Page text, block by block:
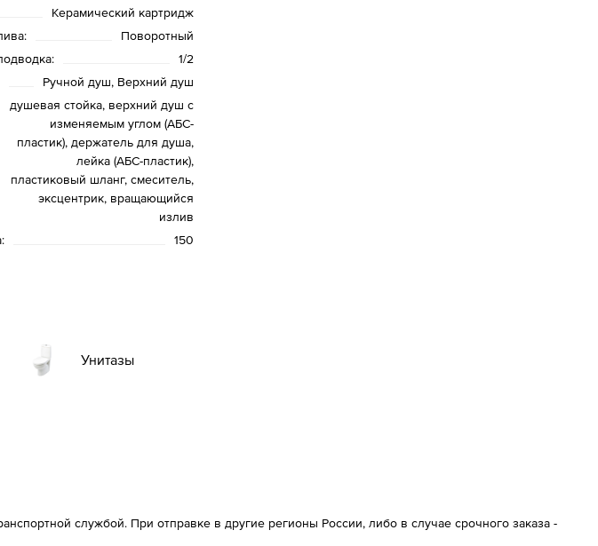
Керамический картридж
Поворотный
1/2
Ручной душ, Верхний душ
душевая стойка, верхний душ с
изменяемым углом (АБС-
пластик), держатель для душа,
лейка (АБС-пластик),
пластиковый шланг, смеситель,
эксцентрик, вращающийся
излив
150
Унитазы
службой. При отправке в другие регионы России, либо в случае срочного заказа -